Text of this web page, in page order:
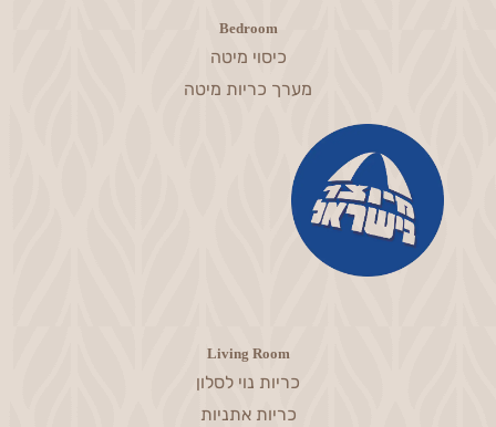
Bedroom
כיסוי מיטה
מערך כריות מיטה
Living Room
כריות נוי לסלון
כריות אתניות